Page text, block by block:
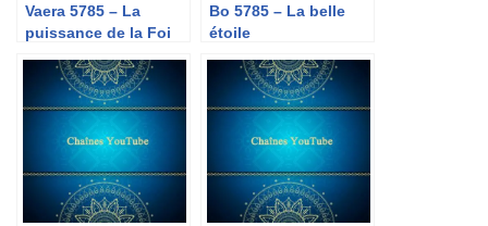
Vaera 5785 – La
puissance de la Foi
Bo 5785 – La belle
étoile